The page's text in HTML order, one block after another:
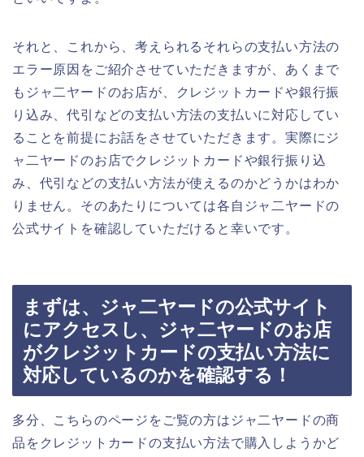
それと、これから、考えられるそれらの支払い方法の
エラー原因をご紹介させていただきますが、あくまで
もジャ二ヤードのお店が、クレジットカードや銀行振
り込み、代引などの支払い方法の支払いに対応してい
ることを前提にお話をさせていただきます。実際にジ
ャ二ヤードのお店でクレジットカードや銀行振り込
み、代引などの支払い方法が使えるのかどうかはわか
りません。そのあたりについては各自ジャ二ヤードの
公式サイトを確認していただけると幸いです。
まずは、ジャ二ヤードの公式サイト
にアクセスし、ジャ二ヤードのお店
がクレジットカードの支払い方法に
対応しているのかを確認する！
多分、こちらのページをご覧の方はジャ二ヤードの商
品をクレジットカードの支払い方法で購入しようかど